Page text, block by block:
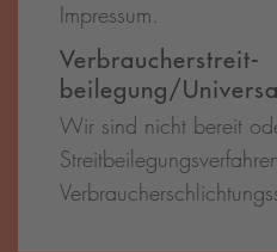
Impressum.
Verbraucher­streit­
beilegung/
Wir sind nicht bereit